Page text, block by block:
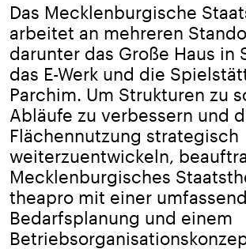
Das Mecklenburgische
arbeitet an mehreren
darunter das Große Haus in
das E-Werk und die
Parchim. Um Strukturen zu
Abläufe zu verbessern und
Flächennutzung strategisch
weiterzuentwickeln,
Mecklenburgisches
theapro mit einer
Bedarfsplanung und einem